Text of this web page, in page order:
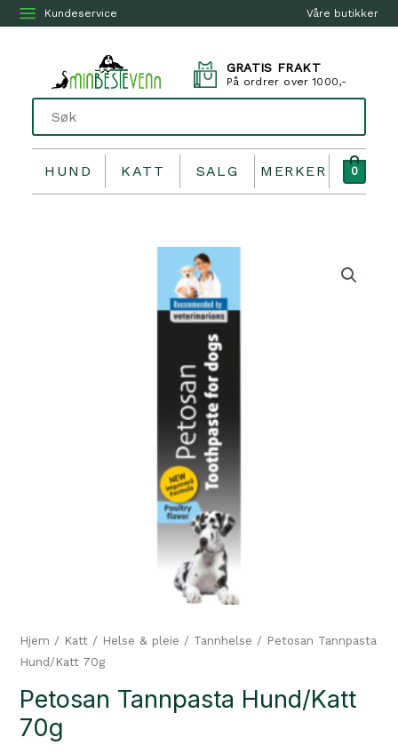
Våre butikker
Kundeservice
GRATIS FRAKT
På ordrer over 1000,-
HUND KATT SALG MERKER 0
Hjem / Katt / Helse & pleie / Tannhelse / Petosan Tannpasta
Hund/Katt 70g
Petosan Tannpasta Hund/Katt
70g